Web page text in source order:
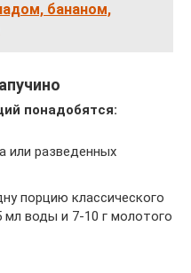
бананом,
понадобятся:
или разведенных
порцию классического
мл воды и 7-10 г молотого